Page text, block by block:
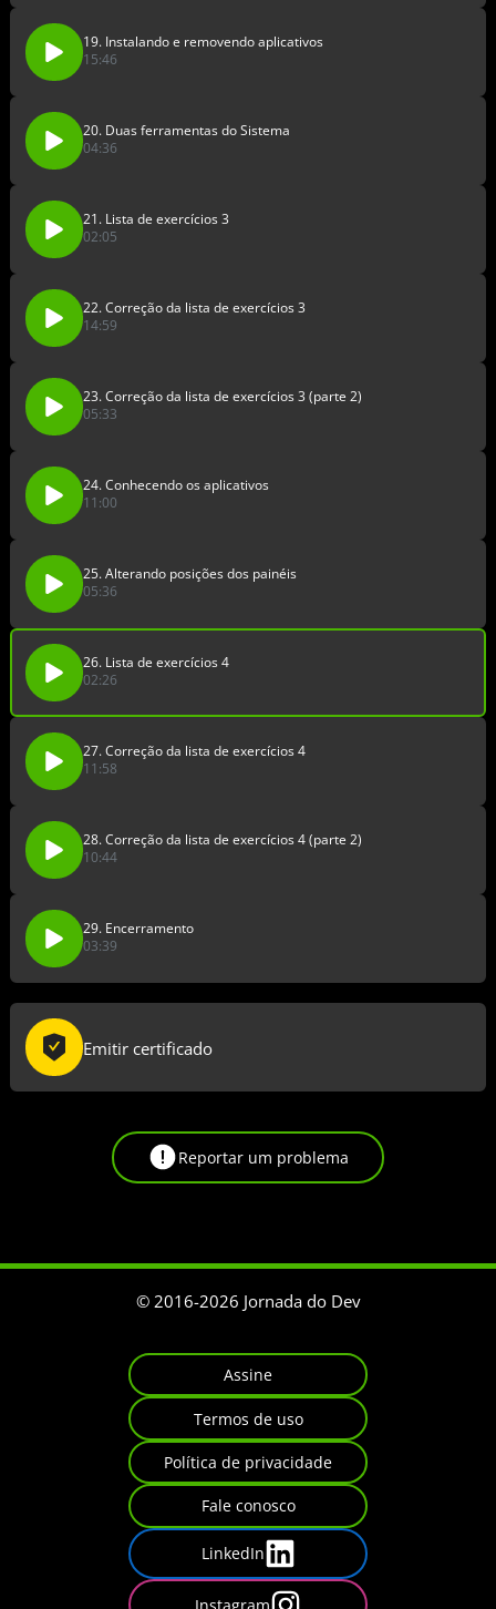
19. Instalando e removendo aplicativos
15:46
20. Duas ferramentas do Sistema
04:36
21. Lista de exercícios 3
02:05
22. Correção da lista de exercícios 3
14:59
23. Correção da lista de exercícios 3 (parte 2)
05:33
24. Conhecendo os aplicativos
11:00
25. Alterando posições dos painéis
05:36
26. Lista de exercícios 4
02:26
27. Correção da lista de exercícios 4
11:58
28. Correção da lista de exercícios 4 (parte 2)
10:44
29. Encerramento
03:39
Emitir certificado
Reportar um problema
© 2016-2026 Jornada do Dev
Assine
Termos de uso
Política de privacidade
Fale conosco
LinkedIn
Instagram